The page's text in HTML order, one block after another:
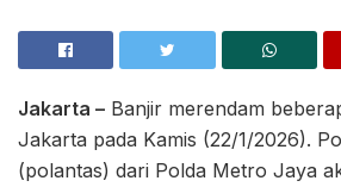
Jakarta – Banjir merendam
Jakarta pada Kamis (22/1/2026).
(polantas) dari Polda Metro Jaya